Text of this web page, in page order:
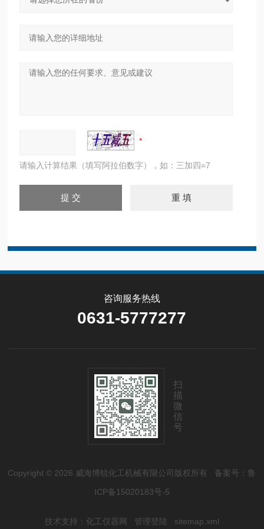
请输入计算结果（填写阿拉伯数字），如：三加四=7
咨询服务热线
0631-5777277
扫
描
微
信
号
Copyright © 2026 威海博锐化工机械有限公司版权所有 备案号：鲁
ICP备15020183号-5
技术支持： 化工仪器网 管理登陆 sitemap.xml